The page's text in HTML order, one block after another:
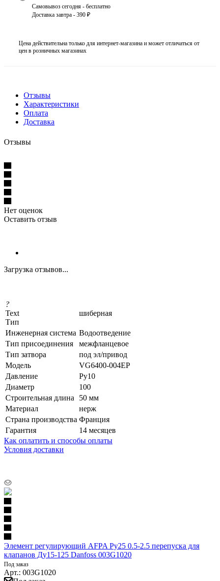
Самовывоз сегодня - бесплатно
Доставка завтра - 390 ₽
Цена действительна только для интернет-магазина и может отличаться от
цен в розничных магазинах
Отзывы
Характеристики
Оплата
Доставка
Отзывы
Нет оценок
Оставить отзыв
Загрузка отзывов...
?
Text
Тип
шиберная
Инженерная система Водоотведение
Тип присоединения
межфланцевое
Тип затвора
под эл/привод
Модель
VG6400-004EP
Давление
Ру10
Диаметр
100
Строительная длина
50 мм
Материал
нерж
Страна производства Франция
Гарантия
14 месяцев
Как оплатить и способы оплаты
Условия доставки
Элемент регулирующий AFPA Ру25 0.5-2.5 перепуска для
клапанов Ду15-125 Danfoss 003G1020
Под заказ
Арт.: 003G1020